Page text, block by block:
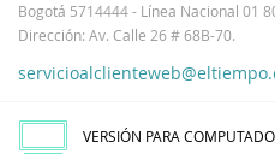
Bogotá 5714444 - Línea Nacional 01
Dirección: Av. Calle 26 # 68B-70.
VERSIÓN PARA